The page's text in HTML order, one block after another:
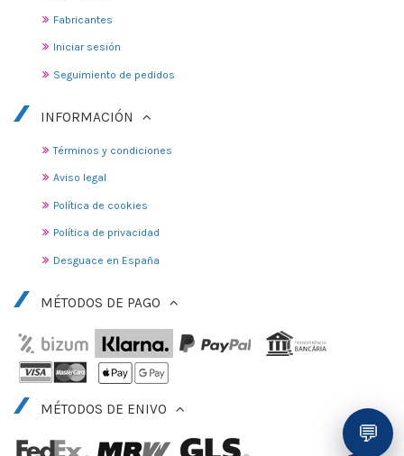
Fabricantes
Iniciar sesión
Seguimiento de pedidos
INFORMACIÓN
Términos y condiciones
Aviso legal
Política de cookies
Política de privacidad
Desguace en España
MÉTODOS DE PAGO
MÉTODOS DE ENIVO
💬